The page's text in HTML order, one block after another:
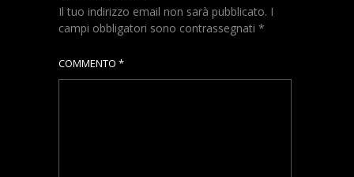
Il tuo indirizzo email non sarà pubblicato. I
campi obbligatori sono contrassegnati *
COMMENTO *